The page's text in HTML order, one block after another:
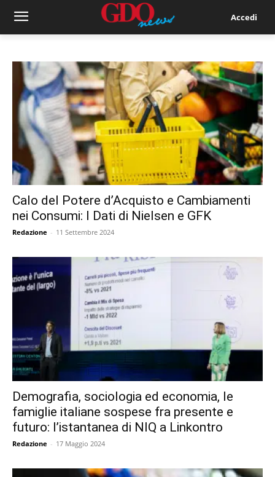
Accedi
Calo del Potere d’Acquisto e Cambiamenti
nei Consumi: I Dati di Nielsen e GFK
Redazione - 11 Settembre 2024
Demografia, sociologia ed economia, le
famiglie italiane sospese fra presente e
futuro: l’istantanea di NIQ a Linkontro
Redazione - 17 Maggio 2024